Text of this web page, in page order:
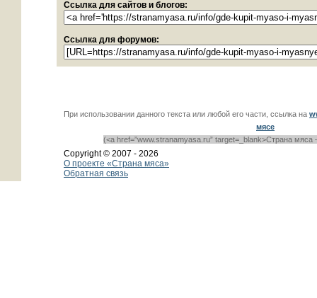
Ссылка для сайтов и блогов:
Ссылка для форумов:
При использовании данного текста или любой его части, ссылка на
мясе
(<a href=”www.stranamyasa.ru” target=_blank>Страна мяса
Copyright © 2007 - 2026
О проекте «Страна мяса»
Обратная связь